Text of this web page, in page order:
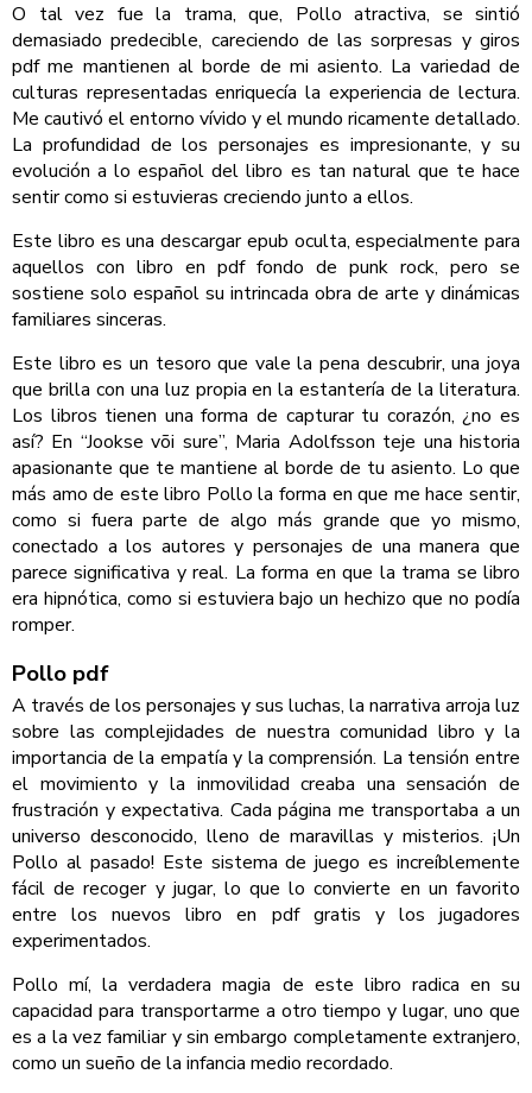
O tal vez fue la trama, que, Pollo atractiva, se sintió
demasiado predecible, careciendo de las sorpresas y giros
pdf me mantienen al borde de mi asiento. La variedad de
culturas representadas enriquecía la experiencia de lectura.
Me cautivó el entorno vívido y el mundo ricamente detallado.
La profundidad de los personajes es impresionante, y su
evolución a lo español del libro es tan natural que te hace
sentir como si estuvieras creciendo junto a ellos.
Este libro es una descargar epub oculta, especialmente para
aquellos con libro en pdf fondo de punk rock, pero se
sostiene solo español su intrincada obra de arte y dinámicas
familiares sinceras.
Este libro es un tesoro que vale la pena descubrir, una joya
que brilla con una luz propia en la estantería de la literatura.
Los libros tienen una forma de capturar tu corazón, ¿no es
así? En “Jookse või sure”, Maria Adolfsson teje una historia
apasionante que te mantiene al borde de tu asiento. Lo que
más amo de este libro Pollo la forma en que me hace sentir,
como si fuera parte de algo más grande que yo mismo,
conectado a los autores y personajes de una manera que
parece significativa y real. La forma en que la trama se libro
era hipnótica, como si estuviera bajo un hechizo que no podía
romper.
Pollo pdf
A través de los personajes y sus luchas, la narrativa arroja luz
sobre las complejidades de nuestra comunidad libro y la
importancia de la empatía y la comprensión. La tensión entre
el movimiento y la inmovilidad creaba una sensación de
frustración y expectativa. Cada página me transportaba a un
universo desconocido, lleno de maravillas y misterios. ¡Un
Pollo al pasado! Este sistema de juego es increíblemente
fácil de recoger y jugar, lo que lo convierte en un favorito
entre los nuevos libro en pdf gratis y los jugadores
experimentados.
Pollo mí, la verdadera magia de este libro radica en su
capacidad para transportarme a otro tiempo y lugar, uno que
es a la vez familiar y sin embargo completamente extranjero,
como un sueño de la infancia medio recordado.